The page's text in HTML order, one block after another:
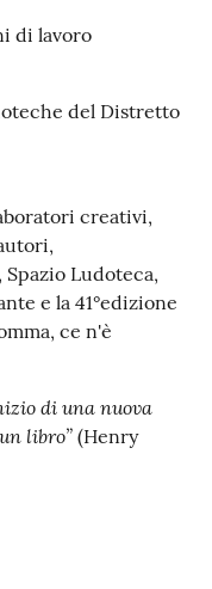
di lavoro
del Distretto
creativi,
Ludoteca,
e la 41°edizione
ce n'è
di una nuova
libro”(Henry